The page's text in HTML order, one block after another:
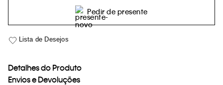
Pedir de presente
Detalhes do Produto
Envios e Devoluções